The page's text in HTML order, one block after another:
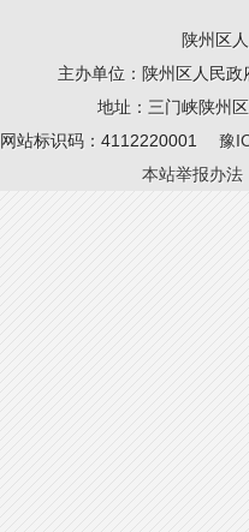
陕州区
主办单位：陕州区人民
地址：三门峡陕州
网站标识码：4112220001 豫
本站举报办法